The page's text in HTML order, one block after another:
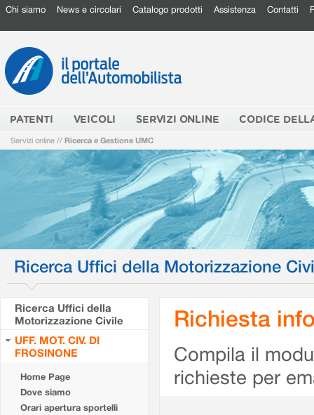
Chi siamo News e circolari Catalogo prodotti Assistenza Contatti
PATENTI VEICOLI SERVIZI ONLINE CODICE
Servizi online // Ricerca e Gestione UMC
Ricerca Uffici della Motorizzazione
Ricerca Uffici della
Motorizzazione Civile
UFF. MOT. CIV. DI
FROSINONE
Home Page
Dove siamo
Orari apertura sportelli
Richiesta
Compila il
richieste per